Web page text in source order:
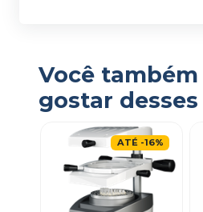
Você
gostar desses
ATÉ -16%